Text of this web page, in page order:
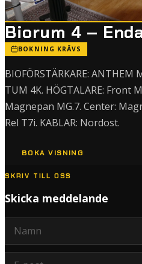
Biorum 4 –
BOKNING KRÄVS
BIOFÖRSTÄRKARE: ANTHEM
TUM 4K. HÖGTALARE: Front
Magnepan MG.7. Center:
Rel T7i. KABLAR: Nordost.
BOKA VISNING
SKRIV TILL OSS
Skicka meddelande